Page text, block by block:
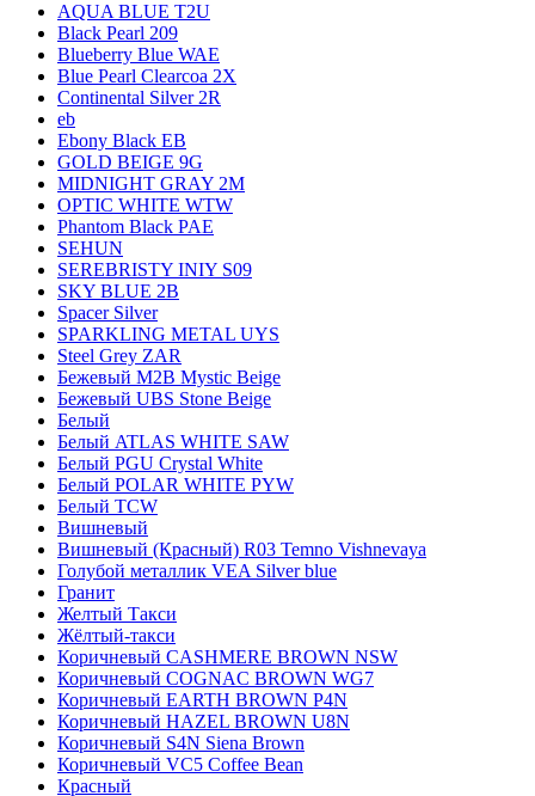
AQUA BLUE T2U
Black Pearl 209
Blueberry Blue WAE
Blue Pearl Clearcoa 2X
Continental Silver 2R
eb
Ebony Black EB
GOLD BEIGE 9G
MIDNIGHT GRAY 2M
OPTIC WHITE WTW
Phantom Black PAE
SEHUN
SEREBRISTY INIY S09
SKY BLUE 2B
Spacer Silver
SPARKLING METAL UYS
Steel Grey ZAR
Бежевый M2B Mystic Beige
Бежевый UBS Stone Beige
Белый
Белый ATLAS WHITE SAW
Белый PGU Crystal White
Белый POLAR WHITE PYW
Белый TCW
Вишневый
Вишневый (Красный) R03 Temno Vishnevaya
Голубой металлик VEA Silver blue
Гранит
Желтый Такси
Жёлтый-такси
Коричневый CASHMERE BROWN NSW
Коричневый COGNAC BROWN WG7
Коричневый EARTH BROWN P4N
Коричневый HAZEL BROWN U8N
Коричневый S4N Siena Brown
Коричневый VC5 Coffee Bean
Красный